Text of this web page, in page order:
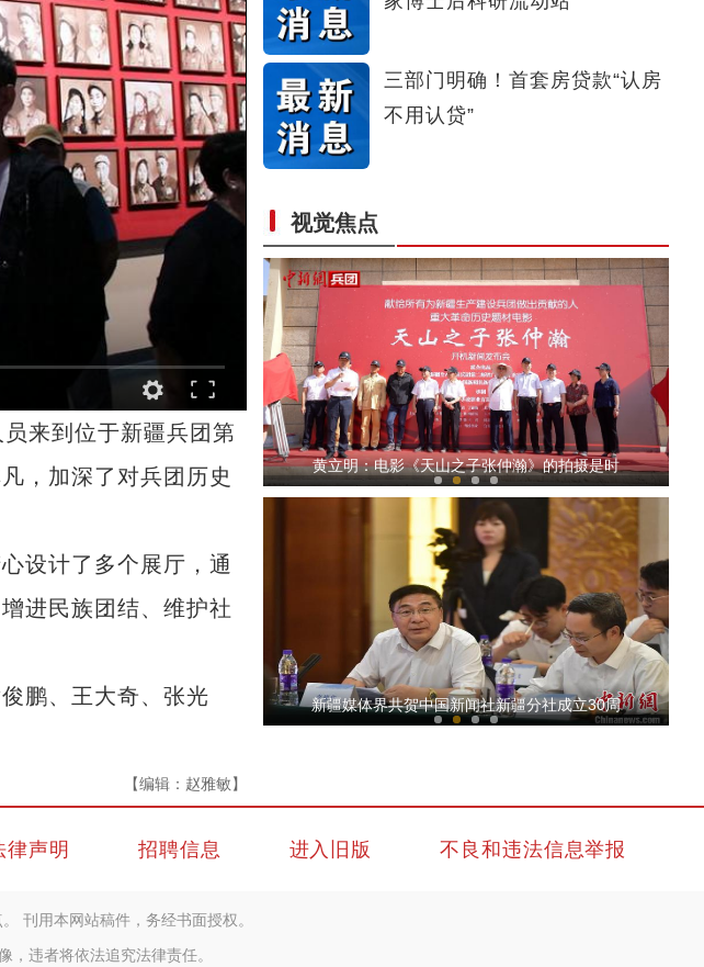
来到位于新疆兵团第
，加深了对兵团历史
设计了多个展厅，通
进民族团结、维护社
鹏、王大奇、张光
【编辑：赵雅敏】
三部门明确！首套房贷款“认房
不用认贷”
视觉焦点
文克孝：《天山之子张仲瀚》把张仲瀚的精神
电影《天山之子张仲瀚》剧组主创人员在新疆
黄立明：电影《天山之子张仲瀚》的拍摄是时
重大革命历史题材电影《天山之子张仲瀚》在
新疆媒体界共贺中国新闻社新疆分社成立30周
律声明 招聘信息 进入旧版 不良和违法信息举报
刊用本网站稿件，务经书面授权。
，违者将依法追究法律责任。